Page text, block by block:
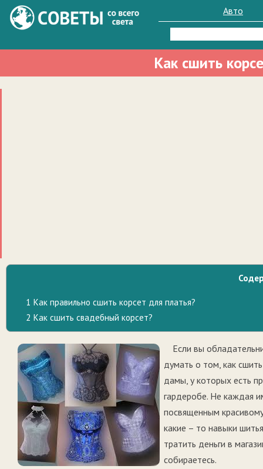
Авто
Найти:
Как сшить
1 Как правильно сшить корсет для платья?
2 Как сшить свадебный корсет?
Если вы
думать о том, как
дамы, у которых есть
гардеробе. Не каждая
посвященным
какие – то навыки
тратить деньги в
собираетесь.